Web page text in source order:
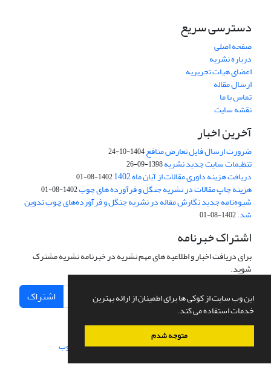
این وب سایت از کوکی ها برای اطمینان از ارائه بهترین
خدمات استفاده می کند.
متوجه شدم
دسترسی سریع
صفحه اصلی
درباره نشریه
اعضای هیات تحریریه
ارسال مقاله
تماس با ما
نقشه سایت
آخرین اخبار
ضرورت ارسال فایل تعارض منافع1404-10-24
تنظیمات سایت جدید نشریه1398-09-26
دریافت هزینه داوری مقالات از آبان ماه 1402 1402-08-01
هزینه چاپ مقالات در نشریه جنگل و فرآورده های چوب1402-08-01
شیوه‌نامه جدید نگارش مقاله در نشریه جنگل و فرآورده‌های چوب تدوین
شد.1402-08-01
اشتراک خبرنامه
برای دریافت اخبار و اطلاعیه های مهم نشریه در خبرنامه نشریه مشترک
شوید.
اشتراک
سامانه مدیریت نشریات علمی.طراحی و پیاده سازی از سیناوب